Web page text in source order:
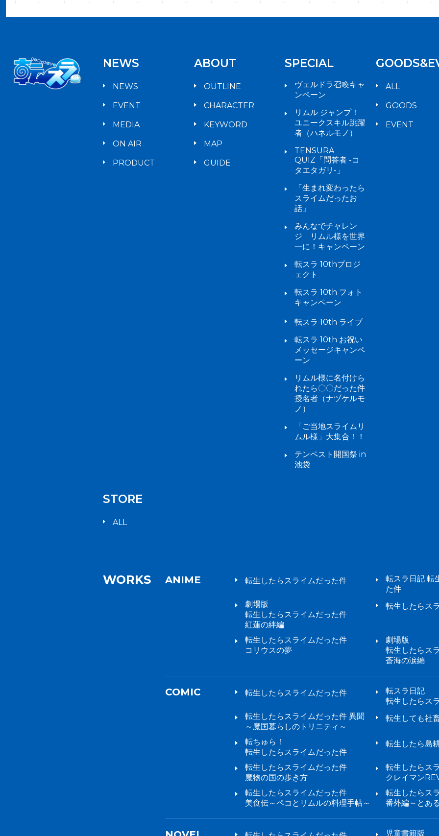
NEWS
NEWS
EVENT
MEDIA
ON AIR
PRODUCT
ABOUT
OUTLINE
CHARACTER
KEYWORD
MAP
GUIDE
SPECIAL
ヴェルドラ召喚キャ
ンペーン
リムル ジャンプ！
ユニークスキル跳躍
者（ハネルモノ）
TENSURA
QUIZ「問答者 -コ
タエタガリ-」
「生まれ変わったら
スライムだったお
話」
みんなでチャレン
ジ リムル様を世界
一に！キャンペーン
転スラ 10thプロジ
ェクト
転スラ 10th フォト
キャンペーン
転スラ 10th ライブ
転スラ 10th お祝い
メッセージキャンペ
ーン
リムル様に名付けら
れたら〇〇だった件
授名者（ナヅケルモ
ノ）
「ご当地スライムリ
ムル様」大集合！！
テンペスト開国祭 in
池袋
ALL
GOODS
EVENT
STORE
ALL
WORKS ANIME 転生したらスライムだった件
転スラ日記 転
た件
劇場版
転生したらスライムだった件
紅蓮の絆編
転生したらス
転生したらスライムだった件
コリウスの夢
劇場版
転生したらス
蒼海の涙編
COMIC 転生したらスライムだった件
転スラ日記
転生したらス
転生したらスライムだった件 異聞
～魔国暮らしのトリニティ～
転生しても社
転ちゅら！
転生したらスライムだった件
転生したら島
転生したらスライムだった件
魔物の国の歩き方
転生したらス
クレイマン
転生したらスライムだった件
美食伝～ペコとリムルの料理手帖～
転生したらス
番外編～とあ
児童書籍版